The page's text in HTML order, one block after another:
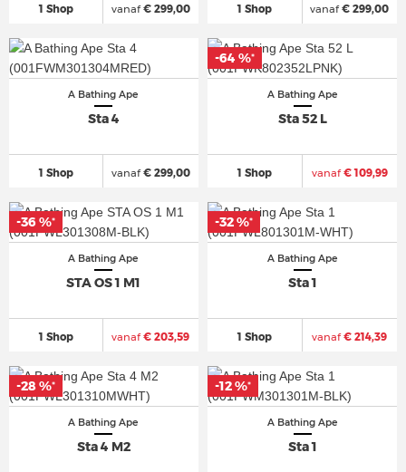
1 Shop vanaf€ 299,00 1 Shop vanaf€ 299,00
A Bathing Ape
Sta 4
1 Shop vanaf€ 299,00
A Bathing Ape
Sta 52 L
1 Shop vanaf€ 109,99
-64 %*
A Bathing Ape
STA OS 1 M1
1 Shop vanaf€ 203,59
-36 %*
A Bathing Ape
Sta 1
1 Shop vanaf€ 214,39
-32 %*
A Bathing Ape
Sta 4 M2
-28 %*
A Bathing Ape
Sta 1
-12 %*